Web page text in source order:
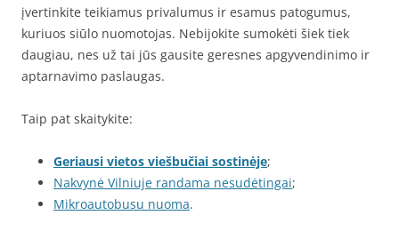
įvertinkite teikiamus privalumus ir esamus patogumus,
kuriuos siūlo nuomotojas. Nebijokite sumokėti šiek tiek
daugiau, nes už tai jūs gausite geresnes apgyvendinimo ir
aptarnavimo paslaugas.
Taip pat skaitykite:
Geriausi vietos viešbučiai sostinėje;
Nakvynė Vilniuje randama nesudėtingai;
Mikroautobusu nuoma.